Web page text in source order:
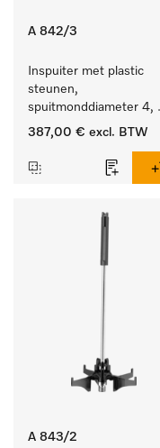
A 842/3
Inspuiter met plastic
steunen,
spuitmonddiameter 4,
lengte 90 mm, 20 stuks
387,00 € excl. BTW
A 843/2